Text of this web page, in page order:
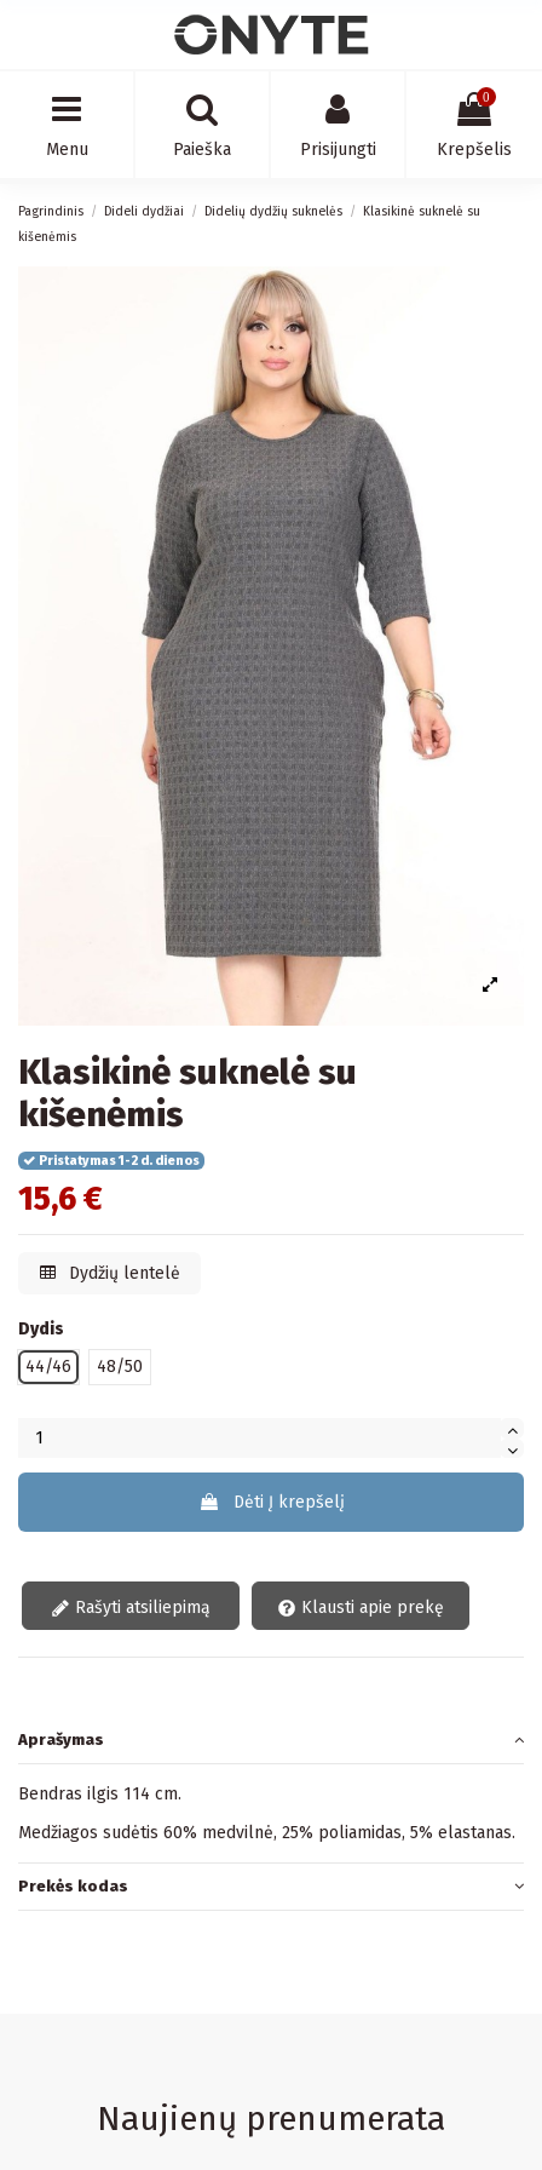
Menu Paieška Prisijungti
0
Krepšelis
Pagrindinis Dideli dydžiai Didelių dydžių suknelės
Klasikinė suknelė su
kišenėmis
Klasikinė suknelė su
kišenėmis
Pristatymas 1-2 d. dienos
15,6 €
Dydžių lentelė
Dydis
44/46
48/50
Dėti Į krepšelį
Rašyti atsiliepimą Klausti apie prekę
Aprašymas
Bendras ilgis 114 cm.
Medžiagos sudėtis 60% medvilnė, 25% poliamidas, 5% elastanas.
Prekės kodas
Naujienų prenumerata